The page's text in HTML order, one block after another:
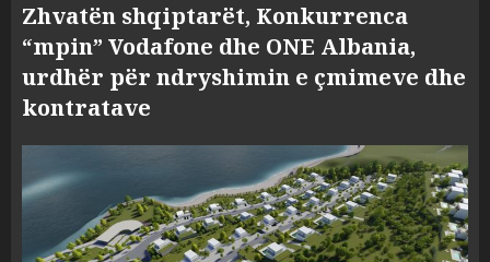
Zhvatën shqiptarët, Konkurrenca
“mpin” Vodafone dhe ONE Albania,
urdhër për ndryshimin e çmimeve dhe
kontratave